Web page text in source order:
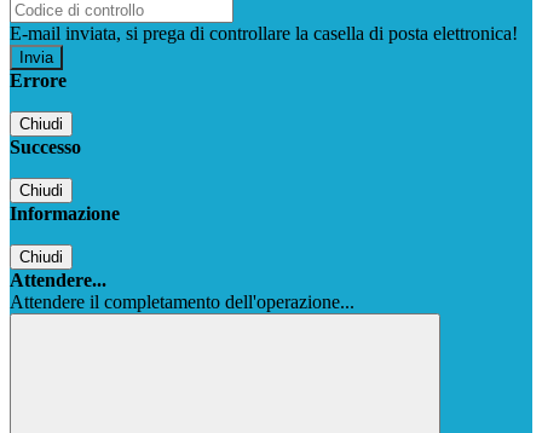
E-mail inviata, si prega di controllare la casella di posta elettronica!
Errore
Chiudi
Successo
Chiudi
Informazione
Chiudi
Attendere...
Attendere il completamento dell'operazione...